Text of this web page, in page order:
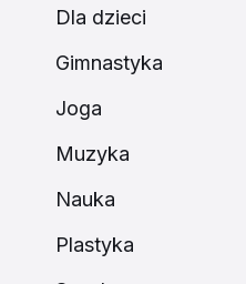
Dla dzieci
Gimnastyka
Joga
Muzyka
Nauka
Plastyka